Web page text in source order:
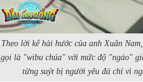
Theo lời kể hài hước của anh Xuân
gọi là "wibu chúa" với mức độ "ngáo"
từng suýt bị người yêu đá chỉ vì